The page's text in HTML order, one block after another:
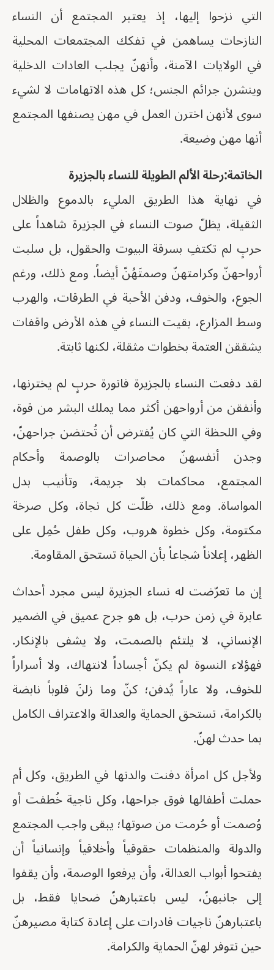
التي نزحوا إليها، إذ يعتبر المجتمع أن النساء
النازحات يساهمن في تفكك المجتمعات المحلية
في الولايات الآمنة، وأنهنّ يجلب العادات الدخلية
وينشرن جرائم الجنس؛ كل هذه الاتهامات لا لشيء
سوى لأنهن اخترن العمل في مهن يصنفها المجتمع
أنها مهن وضيعة.
الخاتمة:رحلة الألم الطويلة للنساء بالجزيرة
في نهاية هذا الطريق المليء بالدموع والظلال
الثقيلة، يظلّ صوت النساء في الجزيرة شاهداً على
حربٍ لم تكتفِ بسرقة البيوت والحقول، بل سلبت
أرواحهنّ وكرامتهنّ وصمتَهُنّ أيضاً. ومع ذلك، ورغم
الجوع، والخوف، ودفن الأحبة في الطرقات، والهرب
وسط المزارع، بقيت النساء في هذه الأرض واقفات
يشققن العتمة بخطوات مثقلة، لكنها ثابتة.
لقد دفعت النساء بالجزيرة فاتورة حربٍ لم يخترنها،
وأنفقن من أرواحهن أكثر مما يملك البشر من قوة،
وفي اللحظة التي كان يُفترض أن تُحتضن جراحهنّ،
وجدن أنفسهنّ محاصرات بالوصمة وأحكام
المجتمع، محاكمات بلا جريمة، وتأنيب بدل
المواساة. ومع ذلك، ظلّت كل نجاة، وكل صرخة
مكتومة، وكل خطوة هروب، وكل طفل حُمِل على
الظهر، إعلاناً شجاعاً بأن الحياة تستحق المقاومة.
إن ما تعرّضت له نساء الجزيرة ليس مجرد أحداث
عابرة في زمن حرب، بل هو جرح عميق في الضمير
الإنساني، لا يلتئم بالصمت، ولا يشفى بالإنكار.
فهؤلاء النسوة لم يكنّ أجساداً لانتهاك، ولا أسراراً
للخوف، ولا عاراً يُدفن؛ كنّ وما زلنَ قلوباً نابضة
بالكرامة، تستحق الحماية والعدالة والاعتراف الكامل
بما حدث لهنّ.
ولأجل كل امرأة دفنت والدتها في الطريق، وكل أم
حملت أطفالها فوق جراحها، وكل ناجية خُطفت أو
وُصمت أو حُرمت من صوتها؛ يبقى واجب المجتمع
والدولة والمنظمات حقوقياً وأخلاقياً وإنسانياً أن
يفتحوا أبواب العدالة، وأن يرفعوا الوصمة، وأن يقفوا
إلى جانبهنّ، ليس باعتبارهنّ ضحايا فقط، بل
باعتبارهنّ ناجيات قادرات على إعادة كتابة مصيرهنّ
حين تتوفر لهنّ الحماية والكرامة.